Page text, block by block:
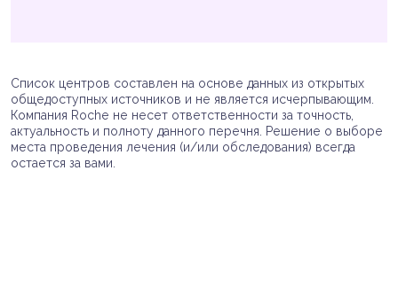
Список центров составлен на основе данных из открытых
общедоступных источников и не является исчерпывающим.
Компания Roche не несет ответственности за точность,
актуальность и полноту данного перечня. Решение о выборе
места проведения лечения (и/или обследования) всегда
остается за вами.